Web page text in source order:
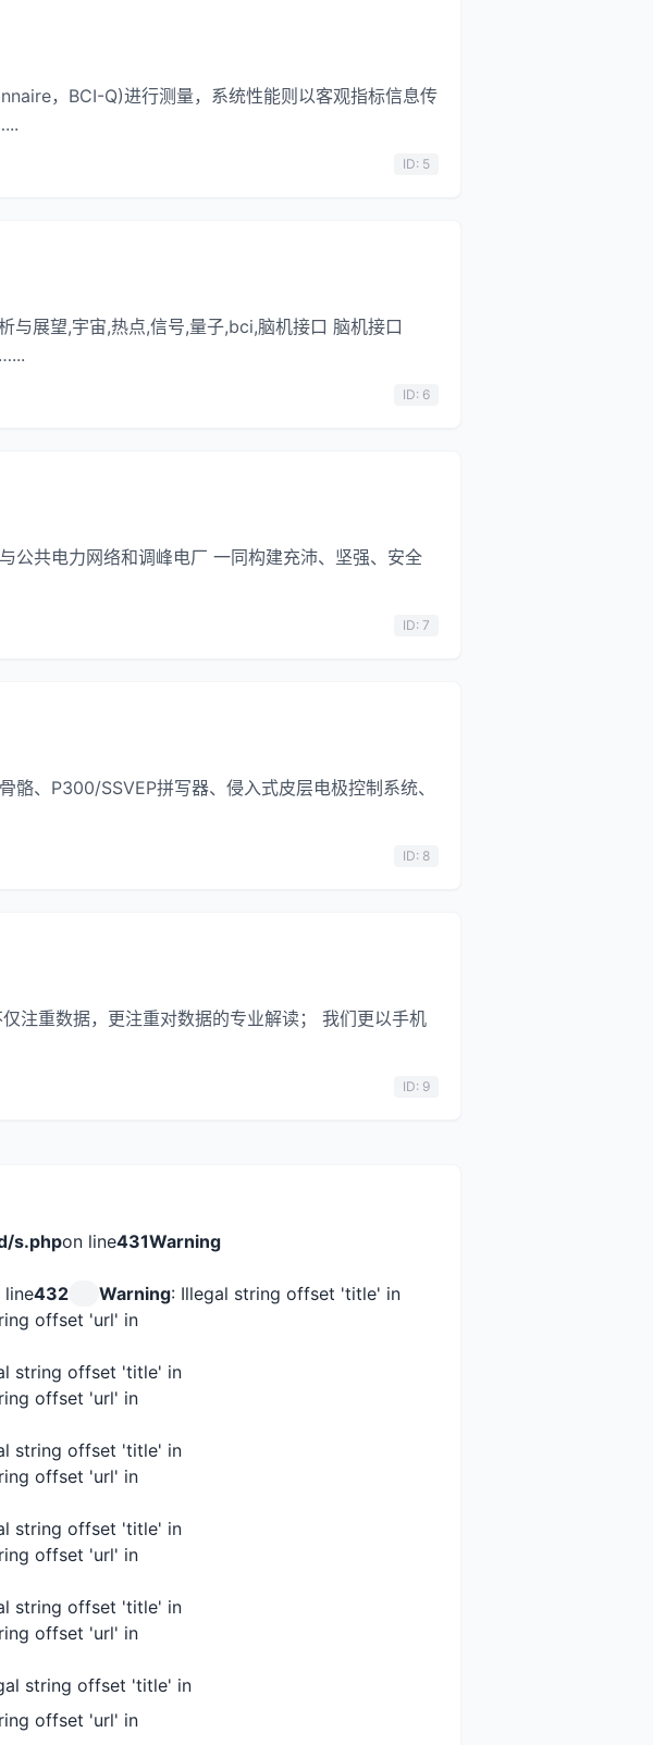
，BCI-Q)进行测量，系统性能则以客观指标信息传
ID: 5
展望,宇宙,热点,信号,量子,bci,脑机接口 脑机接口
ID: 6
公共电力网络和调峰电厂 一同构建充沛、坚强、安全
ID: 7
、P300/SSVEP拼写器、侵入式皮层电极控制系统、
ID: 8
注重数据，更注重对数据的专业解读； 我们更以手机
ID: 9
s.phpon line431Warning
line432 Warning: Illegal string offset 'title' in
offset 'url' in
string offset 'title' in
offset 'url' in
string offset 'title' in
offset 'url' in
string offset 'title' in
offset 'url' in
string offset 'title' in
offset 'url' in
string offset 'title' in
offset 'url' in